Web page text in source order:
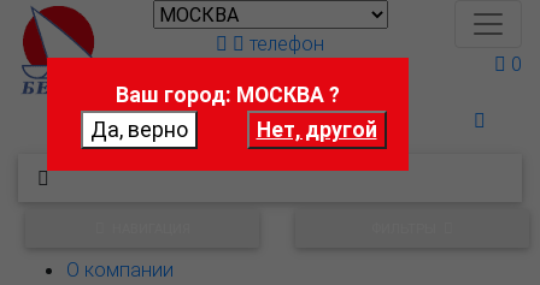
Поможем выбрать
телефон
0
О компании
Ваш город: МОСКВА ?